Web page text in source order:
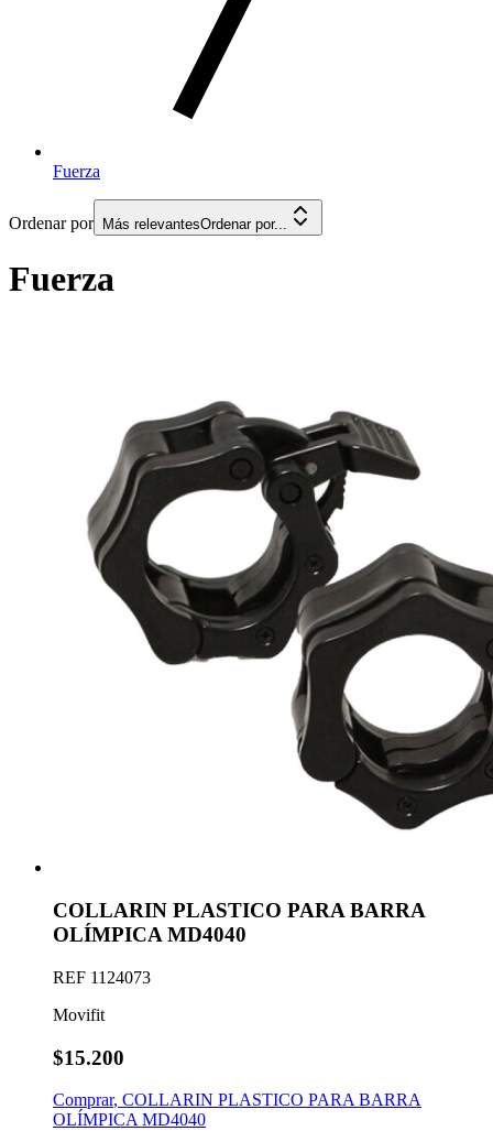
Fuerza
Ordenar por Más relevantesOrdenar por...
Fuerza
COLLARIN PLASTICO PARA BARRA
OLÍMPICA MD4040
REF 1124073
Movifit
$15.200
Comprar, COLLARIN PLASTICO PARA BARRA
OLÍMPICA MD4040